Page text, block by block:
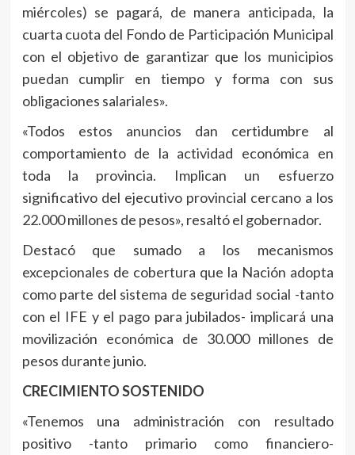
miércoles) se pagará, de manera anticipada, la
cuarta cuota del Fondo de Participación Municipal
con el objetivo de garantizar que los municipios
puedan cumplir en tiempo y forma con sus
obligaciones salariales».
«Todos estos anuncios dan certidumbre al
comportamiento de la actividad económica en
toda la provincia. Implican un esfuerzo
significativo del ejecutivo provincial cercano a los
22.000 millones de pesos», resaltó el gobernador.
Destacó que sumado a los mecanismos
excepcionales de cobertura que la Nación adopta
como parte del sistema de seguridad social -tanto
con el IFE y el pago para jubilados- implicará una
movilización económica de 30.000 millones de
pesos durante junio.
CRECIMIENTO SOSTENIDO
«Tenemos una administración con resultado
positivo -tanto primario como financiero-